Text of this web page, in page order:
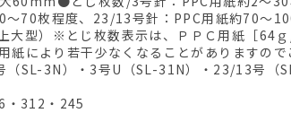
～70枚程度、23/13号針：PPC用紙約70～
大型）※とじ枚数表示は、ＰＰＣ用紙［64
紙により若干少なくなることがありますので
（SL-3N）・3号U（SL-31N）・23/13号（
・312・245